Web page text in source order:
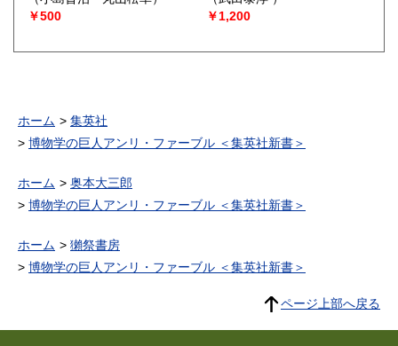
￥500
￥1,200
ホーム
集英社
博物学の巨人アンリ・ファーブル ＜集英社新書＞
ホーム
奥本大三郎
博物学の巨人アンリ・ファーブル ＜集英社新書＞
ホーム
獺祭書房
博物学の巨人アンリ・ファーブル ＜集英社新書＞
ページ上部へ戻る